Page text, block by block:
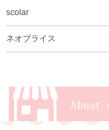
scolar
ネオブライス